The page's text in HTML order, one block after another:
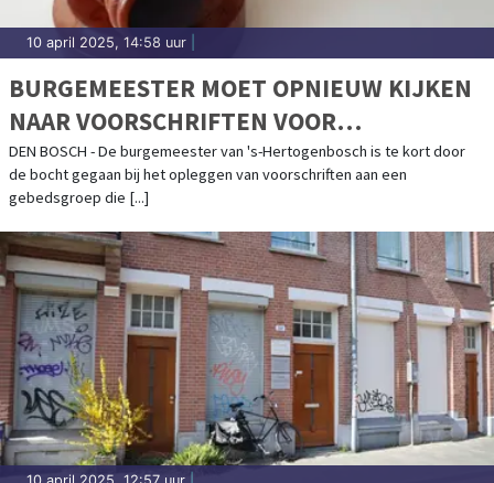
10 april 2025, 14:58 uur
BURGEMEESTER MOET OPNIEUW KIJKEN
NAAR VOORSCHRIFTEN VOOR
MANIFESTATIES BIJ BOSSCHE
ABORTUSKLINIEK
DEN BOSCH - De burgemeester van 's-Hertogenbosch is te kort door
de bocht gegaan bij het opleggen van voorschriften aan een
gebedsgroep die [...]